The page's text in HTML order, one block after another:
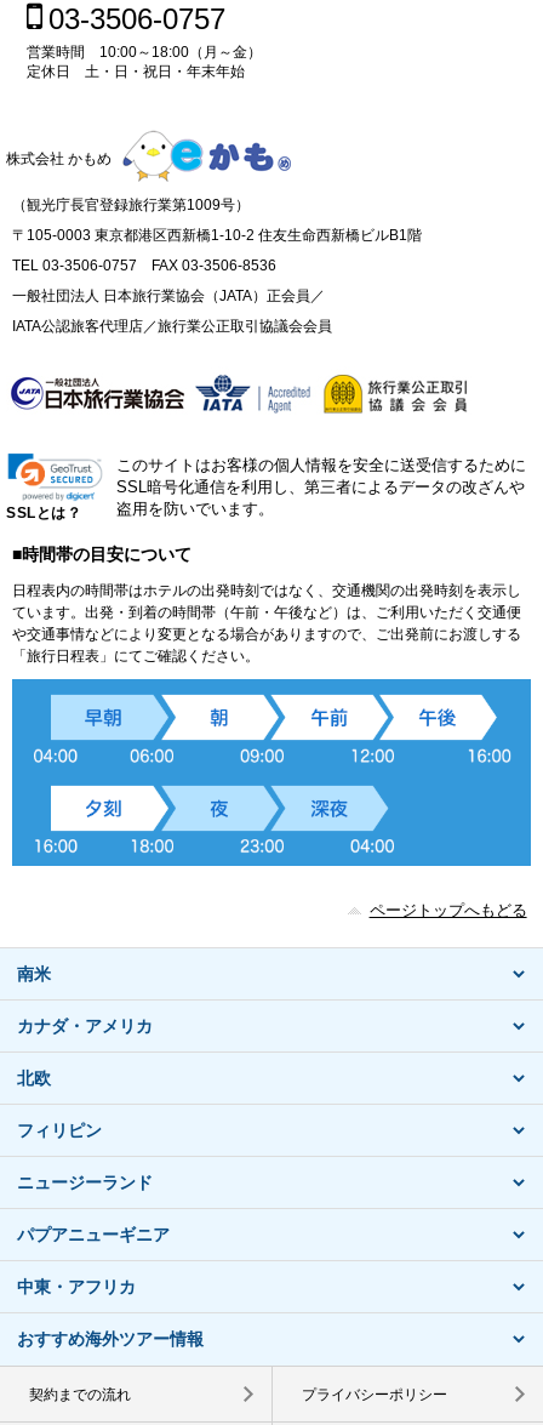
03-3506-0757
営業時間 10:00～18:00（月～金）
定休日 土・日・祝日・年末年始
株式会社 かもめ
（観光庁長官登録旅行業第1009号）
〒105-0003 東京都港区西新橋1-10-2 住友生命西新橋ビルB1階
TEL 03-3506-0757 FAX 03-3506-8536
一般社団法人 日本旅行業協会（JATA）正会員／
IATA公認旅客代理店／旅行業公正取引協議会会員
SSLとは？
このサイトはお客様の個人情報を安全に送受信するために
SSL暗号化通信を利用し、第三者によるデータの改ざんや
盗用を防いでいます。
■時間帯の目安について
日程表内の時間帯はホテルの出発時刻ではなく、交通機関の出発時刻を表示し
ています。出発・到着の時間帯（午前・午後など）は、ご利用いただく交通便
や交通事情などにより変更となる場合がありますので、ご出発前にお渡しする
「旅行日程表」にてご確認ください。
ページトップへもどる
南米
カナダ・アメリカ
北欧
フィリピン
ニュージーランド
パプアニューギニア
中東・アフリカ
おすすめ海外ツアー情報
契約までの流れ プライバシーポリシー